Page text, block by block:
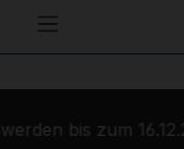
bis zum